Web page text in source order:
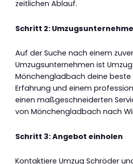
zeitlichen Ablauf.
Schritt 2:
Auf der Suche nach einem
Umzugsunternehmen ist
Mönchengladbach deine beste
Erfahrung und einem
einen maßgeschneiderten
von Mönchengladbach nach
Schritt 3: Angebot einholen
Kontaktiere Umzug Schröder